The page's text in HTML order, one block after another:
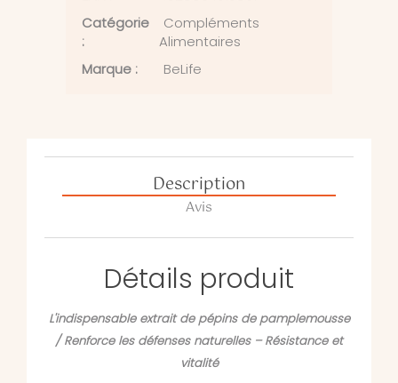
Catégorie
:
Compléments
Alimentaires
Marque :
BeLife
Description
Avis
Détails produit
L'indispensable extrait de pépins de pamplemousse
/ Renforce les défenses naturelles – Résistance et
vitalité